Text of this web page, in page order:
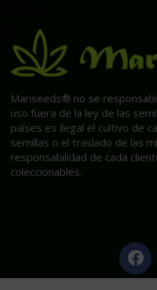
Mariseeds® no se
uso fuera de la ley de las
países es ilegal el cultivo de
semillas o el traslado de las
responsabilidad de cada
coleccionables.